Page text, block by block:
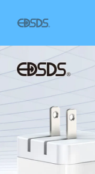
您的購